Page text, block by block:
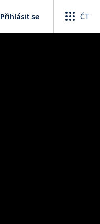
Přihlásit se ČT